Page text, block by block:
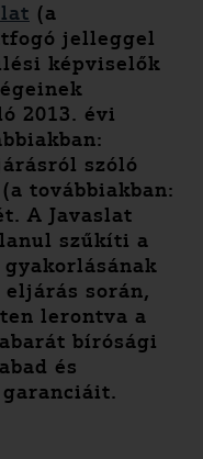
(a
jelleggel
képviselők
2013. évi
szóló
továbbiakban:
A Javaslat
szűkíti a
során,
lerontva a
bírósági
és